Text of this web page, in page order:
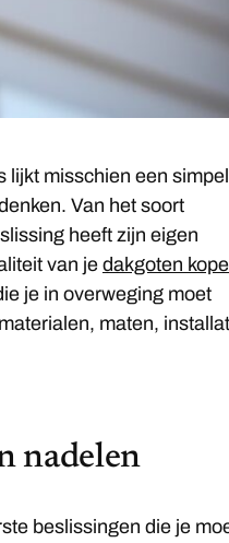
lijkt misschien een
Van het soort
heeft zijn eigen
van je dakgoten
je in overweging moet
maten,
nadelen
beslissingen die je